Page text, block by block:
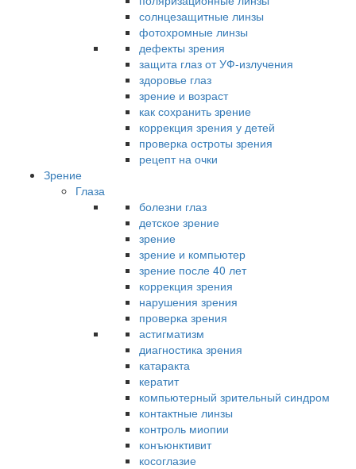
солнцезащитные линзы
фотохромные линзы
дефекты зрения
защита глаз от УФ-излучения
здоровье глаз
зрение и возраст
как сохранить зрение
коррекция зрения у детей
проверка остроты зрения
рецепт на очки
Зрение
Глаза
болезни глаз
детское зрение
зрение
зрение и компьютер
зрение после 40 лет
коррекция зрения
нарушения зрения
проверка зрения
астигматизм
диагностика зрения
катаракта
кератит
компьютерный зрительный синдром
контактные линзы
контроль миопии
конъюнктивит
косоглазие